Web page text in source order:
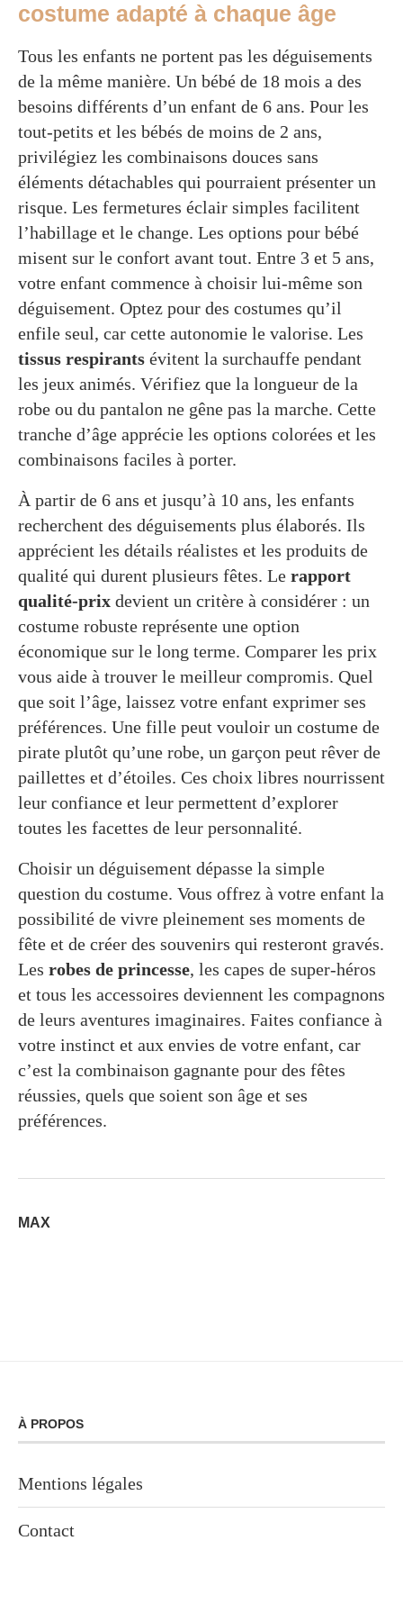
costume adapté à chaque âge
Tous les enfants ne portent pas les déguisements
de la même manière. Un bébé de 18 mois a des
besoins différents d’un enfant de 6 ans. Pour les
tout-petits et les bébés de moins de 2 ans,
privilégiez les combinaisons douces sans
éléments détachables qui pourraient présenter un
risque. Les fermetures éclair simples facilitent
l’habillage et le change. Les options pour bébé
misent sur le confort avant tout. Entre 3 et 5 ans,
votre enfant commence à choisir lui-même son
déguisement. Optez pour des costumes qu’il
enfile seul, car cette autonomie le valorise. Les
tissus respirants évitent la surchauffe pendant
les jeux animés. Vérifiez que la longueur de la
robe ou du pantalon ne gêne pas la marche. Cette
tranche d’âge apprécie les options colorées et les
combinaisons faciles à porter.
À partir de 6 ans et jusqu’à 10 ans, les enfants
recherchent des déguisements plus élaborés. Ils
apprécient les détails réalistes et les produits de
qualité qui durent plusieurs fêtes. Le rapport
qualité-prix devient un critère à considérer : un
costume robuste représente une option
économique sur le long terme. Comparer les prix
vous aide à trouver le meilleur compromis. Quel
que soit l’âge, laissez votre enfant exprimer ses
préférences. Une fille peut vouloir un costume de
pirate plutôt qu’une robe, un garçon peut rêver de
paillettes et d’étoiles. Ces choix libres nourrissent
leur confiance et leur permettent d’explorer
toutes les facettes de leur personnalité.
Choisir un déguisement dépasse la simple
question du costume. Vous offrez à votre enfant la
possibilité de vivre pleinement ses moments de
fête et de créer des souvenirs qui resteront gravés.
Les robes de princesse, les capes de super-héros
et tous les accessoires deviennent les compagnons
de leurs aventures imaginaires. Faites confiance à
votre instinct et aux envies de votre enfant, car
c’est la combinaison gagnante pour des fêtes
réussies, quels que soient son âge et ses
préférences.
MAX
À PROPOS
Mentions légales
Contact